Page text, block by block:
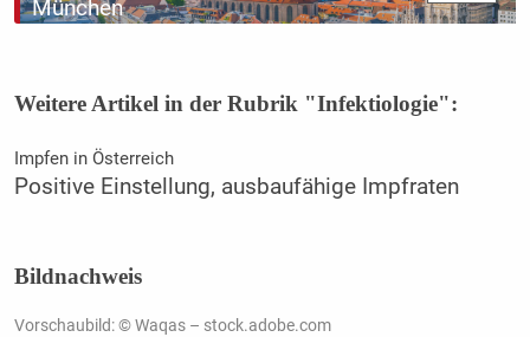
München
Weitere Artikel in der Rubrik "Infektiologie":
Impfen in Österreich
Positive Einstellung, ausbaufähige Impfraten
Bildnachweis
Vorschaubild: © Waqas – stock.adobe.com